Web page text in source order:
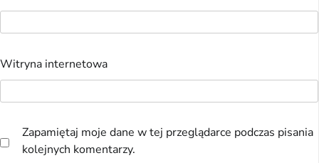
Witryna internetowa
Zapamiętaj moje dane w tej przeglądarce podczas pisania
kolejnych komentarzy.